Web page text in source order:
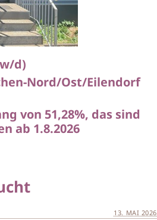
d)
Nord/Ost/Eilendorf
von 51,28%, das sind
ab 1.8.2026
13. MAI 2026